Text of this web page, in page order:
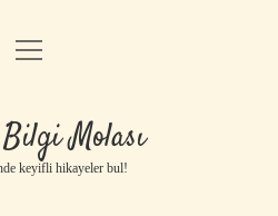
Anasayfa
Uyarı
menüyü
Bilgi Molası
keyifli hikayeler bul!